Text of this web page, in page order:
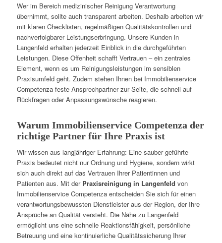
Wer im Bereich medizinischer Reinigung Verantwortung
übernimmt, sollte auch transparent arbeiten. Deshalb arbeiten wir
mit klaren Checklisten, regelmäßigen Qualitätskontrollen und
nachverfolgbarer Leistungserbringung. Unsere Kunden in
Langenfeld erhalten jederzeit Einblick in die durchgeführten
Leistungen. Diese Offenheit schafft Vertrauen – ein zentrales
Element, wenn es um Reinigungsleistungen im sensiblen
Praxisumfeld geht. Zudem stehen Ihnen bei Immobilienservice
Competenza feste Ansprechpartner zur Seite, die schnell auf
Rückfragen oder Anpassungswünsche reagieren.
Warum Immobilienservice Competenza der
richtige Partner für Ihre Praxis ist
Wir wissen aus langjähriger Erfahrung: Eine sauber geführte
Praxis bedeutet nicht nur Ordnung und Hygiene, sondern wirkt
sich auch direkt auf das Vertrauen Ihrer Patientinnen und
Patienten aus. Mit der Praxisreinigung in Langenfeld von
Immobilienservice Competenza entscheiden Sie sich für einen
verantwortungsbewussten Dienstleister aus der Region, der Ihre
Ansprüche an Qualität versteht. Die Nähe zu Langenfeld
ermöglicht uns eine schnelle Reaktionsfähigkeit, persönliche
Betreuung und eine kontinuierliche Qualitätssicherung Ihrer